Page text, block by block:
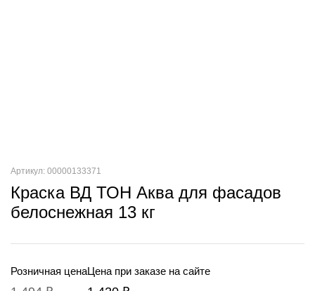
Артикул: 00000133371
Краска ВД ТОН Аква для фасадов
белоснежная 13 кг
Розничная ценаЦена при заказе на сайте